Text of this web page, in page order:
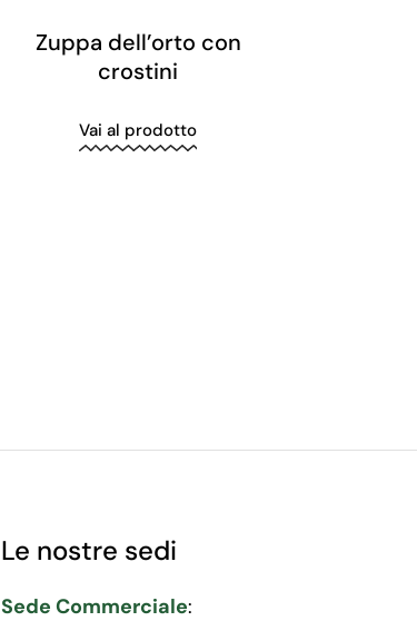
Zuppa dell’orto con
crostini
Vai al prodotto
Le nostre sedi
Sede Commerciale: